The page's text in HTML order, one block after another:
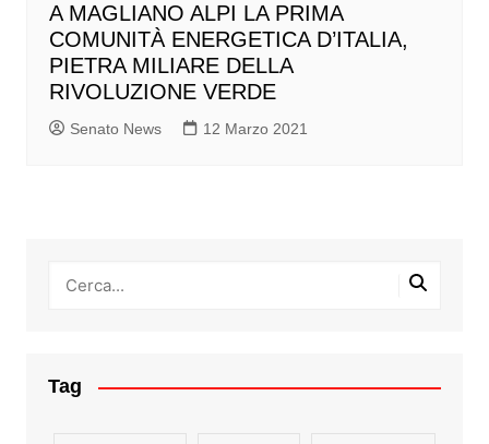
A MAGLIANO ALPI LA PRIMA
COMUNITÀ ENERGETICA D’ITALIA,
PIETRA MILIARE DELLA
RIVOLUZIONE VERDE
Senato News 12 Marzo 2021
Tag